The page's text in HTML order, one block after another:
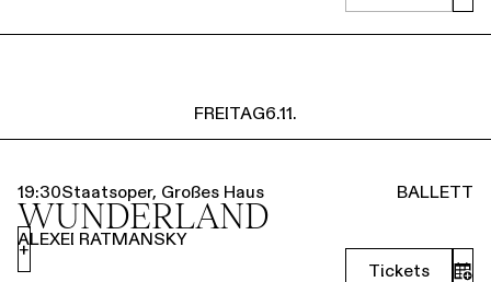
FREITAG6.11.
19:30Staatsoper, Großes Haus BALLETT
WUNDERLAND
ALEXEI RATMANSKY
Tickets
+